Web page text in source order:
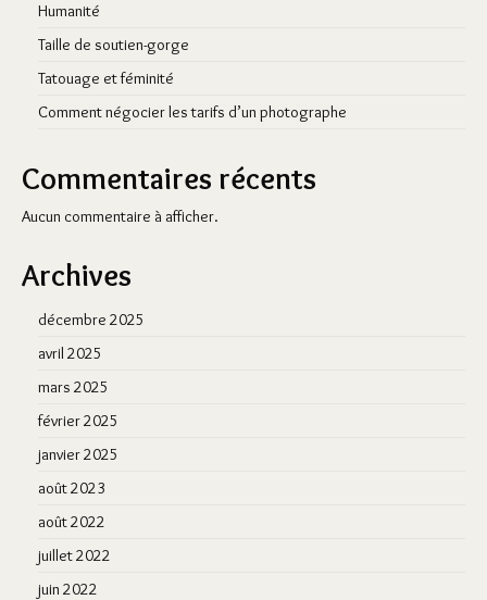
Humanité
Taille de soutien-gorge
Tatouage et féminité
Comment négocier les tarifs d’un photographe
Commentaires récents
Aucun commentaire à afficher.
Archives
décembre 2025
avril 2025
mars 2025
février 2025
janvier 2025
août 2023
août 2022
juillet 2022
juin 2022